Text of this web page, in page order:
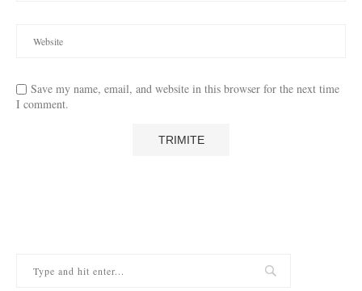
Save my name, email, and website in this browser for the next time
I comment.